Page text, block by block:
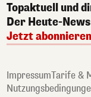
Topaktuell und
Der Heute-
Jetzt abonnieren
ImpressumTarife &